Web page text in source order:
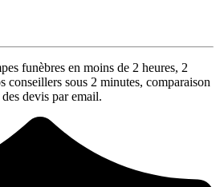
funèbres en moins de 2 heures, 2
conseillers sous 2 minutes, comparaison
devis par email.